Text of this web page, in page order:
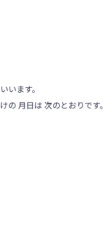
います。
の 月日は 次のとおりです。